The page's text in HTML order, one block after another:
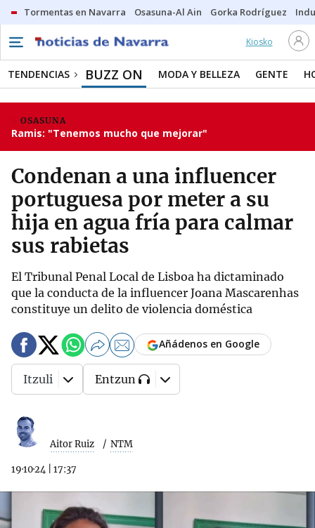
Tormentas en Navarra Osasuna-Al Ain Gorka Rodríguez
Kiosko
TENDENCIAS BUZZ ON MODA Y BELLEZA GENTE
OSASUNA
Ramis: "Tenemos mucho que mejorar"
Condenan a una influencer
portuguesa por meter a su
hija en agua fría para calmar
sus rabietas
El Tribunal Penal Local de Lisboa ha dictaminado
que la conducta de la influencer Joana Mascarenhas
constituye un delito de violencia doméstica
Aitor Ruiz NTM
19·10·24 17:37
Añádenos en Google
Itzuli Entzun